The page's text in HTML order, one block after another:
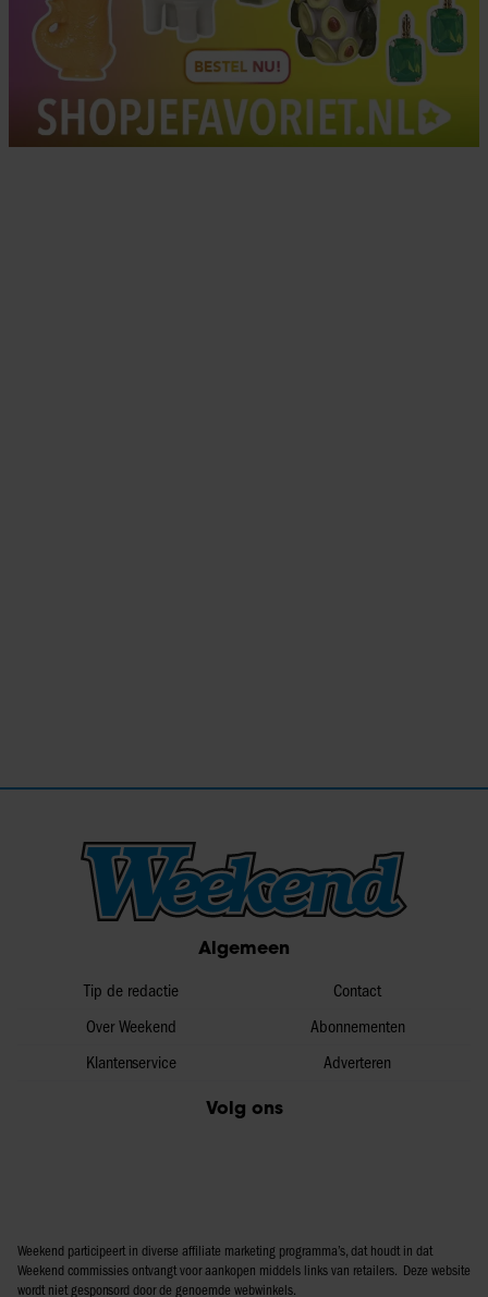
Algemeen
Tip de redactie
Over Weekend
Klantenservice
Contact
Abonnementen
Adverteren
Volg ons
Weekend participeert in diverse affiliate marketing programma’s, dat houdt in dat
Weekend commissies ontvangt voor aankopen middels links van retailers. Deze website
wordt niet gesponsord door de genoemde webwinkels.